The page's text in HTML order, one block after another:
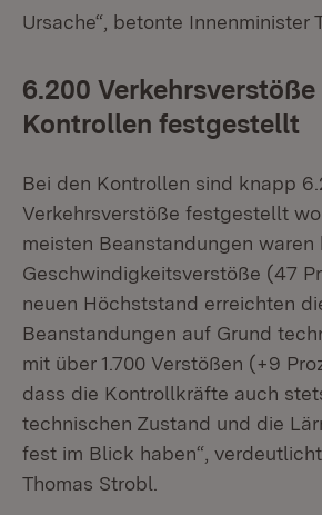
Ursache“, betonte Innenminister
6.200 Verkehrsverstöße
Kontrollen festgestellt
Bei den Kontrollen sind knapp
Verkehrsverstöße festgestellt
meisten Beanstandungen waren
Geschwindigkeitsverstöße (47
neuen Höchststand erreichten
Beanstandungen auf Grund
mit über 1.700 Verstößen (+9
dass die Kontrollkräfte auch
technischen Zustand und die
fest im Blick haben“,
Thomas Strobl.